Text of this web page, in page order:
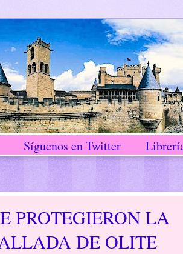
Síguenos en Twitter
PROTEGIERON LA
DE OLITE